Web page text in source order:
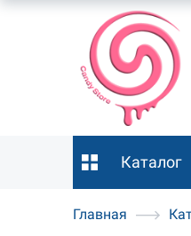
Каталог
Главная